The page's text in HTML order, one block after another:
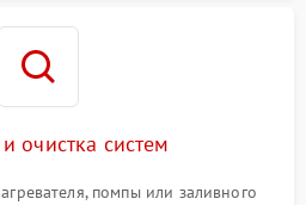
очистка систем
помпы или заливного